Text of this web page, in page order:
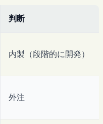
判断
内製（段階的に開発）
外注